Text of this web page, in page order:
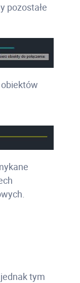
pozostałe
tym